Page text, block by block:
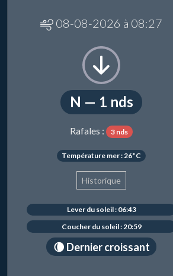
08-08-2026 à 08:27
N — 1 nds
Rafales : 3 nds
Température mer : 26°C
Historique
Lever du soleil : 06:43
Coucher du soleil : 20:59
🌘 Dernier croissant